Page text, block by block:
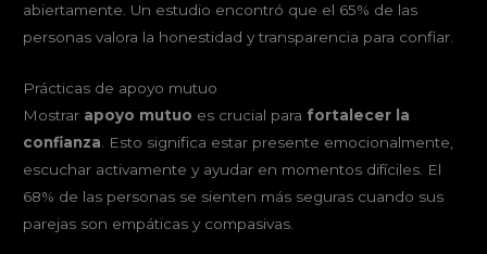
abiertamente. Un estudio encontró que el 65% de las
personas valora la honestidad y transparencia para confiar.
Prácticas de apoyo mutuo
Mostrar apoyo mutuo es crucial para fortalecer la
confianza . Esto significa estar presente emocionalmente,
escuchar activamente y ayudar en momentos difíciles. El
68% de las personas se sienten más seguras cuando sus
parejas son empáticas y compasivas.